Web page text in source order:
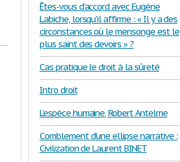
Êtes-vous d’accord avec Eugène
Labiche, lorsqu’il affirme : « Il y a des
circonstances où le mensonge est le
plus saint des devoirs » ?
Cas pratique le droit à la sûreté
Intro droit
L’espèce humaine, Robert Antelme
Comblement d’une ellipse narrative :
Civilization de Laurent BINET